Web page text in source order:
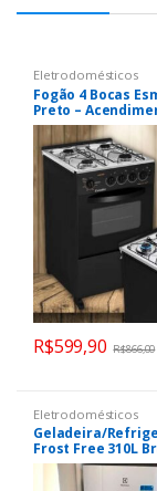
Eletrodomésticos
Fogão 4 Bocas
Preto –
Automático
R$599,90 R$866,00
Eletrodomésticos
Geladeira/
Frost Free 310L
Electrolux (TF39)